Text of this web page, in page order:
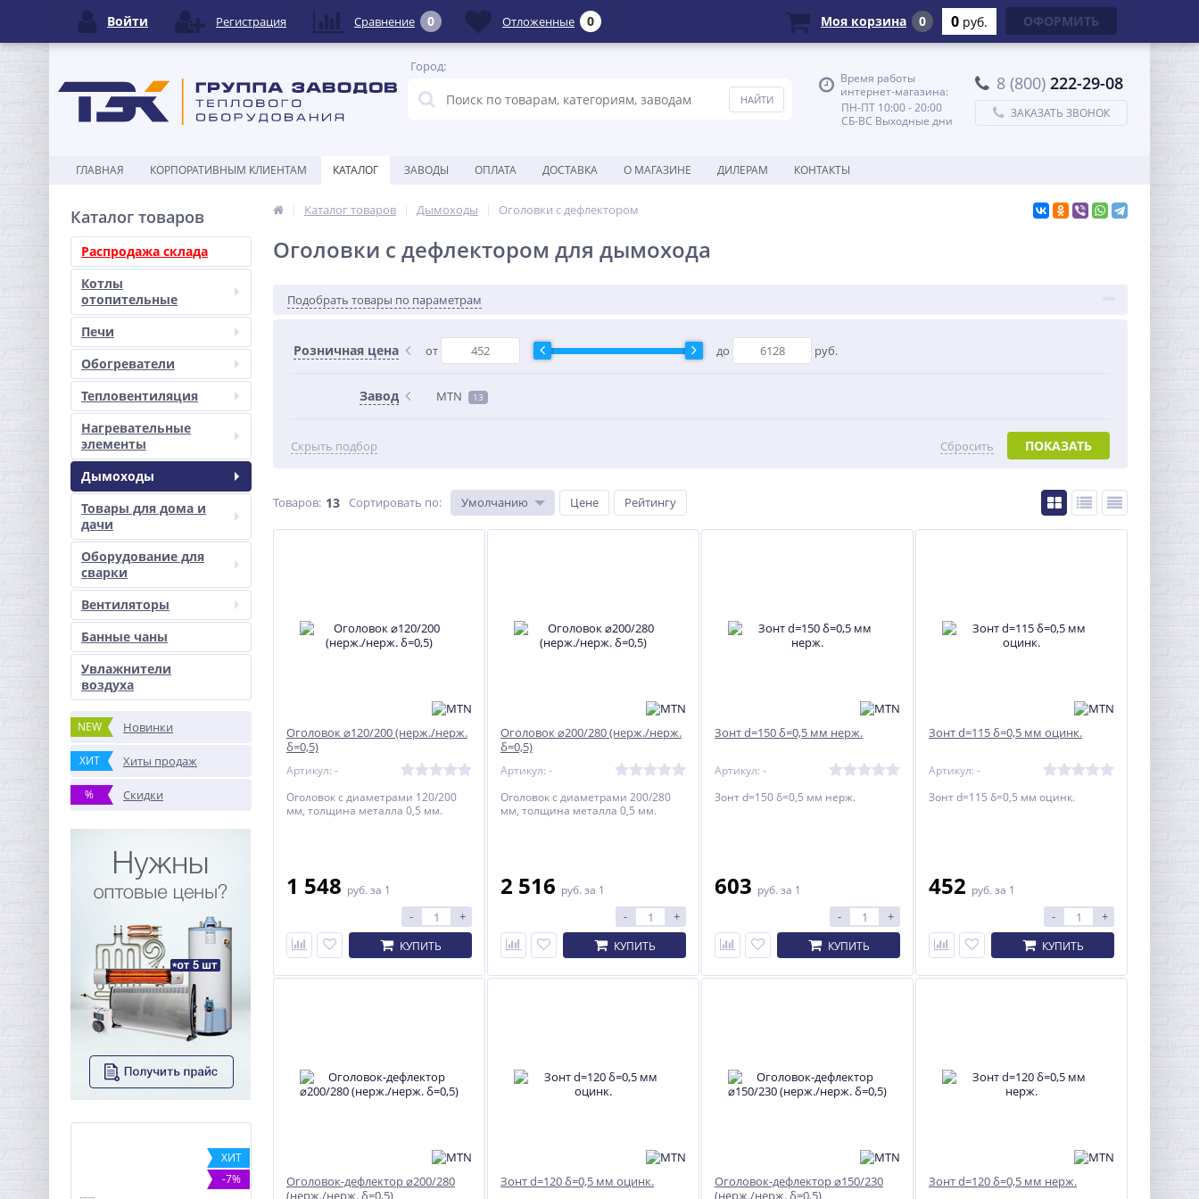
Город:
Время работы
интернет-магазина:
ПН-ПТ 10:00 - 20:00
СБ-ВС Выходные дни
8 (800) 222-29-08
ЗАКАЗАТЬ ЗВОНОК
ГЛАВНАЯ КОРПОРАТИВНЫМ КЛИЕНТАМ КАТАЛОГ ЗАВОДЫ ОПЛАТА ДОСТАВКА О МАГАЗИНЕ ДИЛЕРАМ КОНТАКТЫ
Каталог товаров
Распродажа склада
Котлы
отопительные
Печи
Обогреватели
Тепловентиляция
Нагревательные
элементы
Дымоходы
Товары для дома и
дачи
Оборудование для
сварки
Вентиляторы
Банные чаны
Увлажнители
воздуха
NEW Новинки
ХИТ Хиты продаж
% Скидки
ХИТ
-7%
-7%
%
Каталог товаров Дымоходы Оголовки с дефлектором
Оголовки с дефлектором для дымохода
Подобрать товары по параметрам
Розничная цена от до руб.
Завод MTN 13
Скрыть подбор ПОКАЗАТЬ
Сбросить
Товаров: 13 Сортировать по: Умолчанию Цене Рейтингу
Оголовок ⌀120/200 (нерж./нерж.
δ=0,5)
Артикул: -
Оголовок с диаметрами 120/200
мм, толщина металла 0,5 мм.
1 548 руб. за 1
- +
КУПИТЬ
Оголовок ⌀200/280 (нерж./нерж.
δ=0,5)
Артикул: -
Оголовок с диаметрами 200/280
мм, толщина металла 0,5 мм.
2 516 руб. за 1
- +
КУПИТЬ
Зонт d=150 δ=0,5 мм нерж.
Артикул: -
Зонт d=150 δ=0,5 мм нерж.
603 руб. за 1
- +
КУПИТЬ
Зонт d=115 δ=0,5 мм оцинк.
Артикул: -
Зонт d=115 δ=0,5 мм оцинк.
452 руб. за 1
- +
КУПИТЬ
Оголовок-дефлектор ⌀200/280
(нерж./нерж. δ=0,5)
Зонт d=120 δ=0,5 мм оцинк.
Оголовок-дефлектор ⌀150/230
(нерж./нерж. δ=0,5)
Зонт d=120 δ=0,5 мм нерж.
Войти Регистрация Сравнение 0 Отложенные 0 Моя корзина 0 0 руб. ОФОРМИТЬ